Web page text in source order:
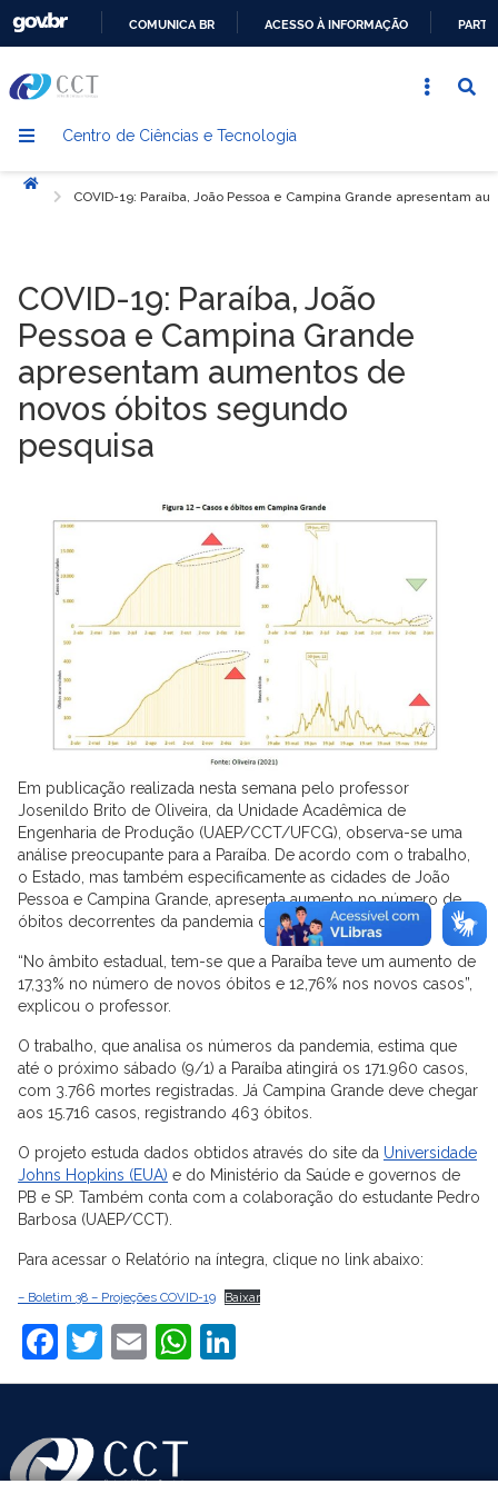
CONTEÚDO
COMUNICA BR ACESSO À INFORMAÇÃO
Centro de Ciências e Tecnologia
Início
COVID-19: Paraíba, João Pessoa e Campina Grande apresentam
COVID-19: Paraíba, João
Pessoa e Campina Grande
apresentam aumentos de
novos óbitos segundo
pesquisa
Em publicação realizada nesta semana pelo professor
Josenildo Brito de Oliveira, da Unidade Acadêmica de
Engenharia de Produção (UAEP/CCT/UFCG), observa-se uma
análise preocupante para a Paraíba. De acordo com o trabalho,
o Estado, mas também especificamente as cidades de João
Pessoa e Campina Grande, apresenta aumento no número de
óbitos decorrentes da pandemia de Covid-19.
“No âmbito estadual, tem-se que a Paraíba teve um aumento de
17,33% no número de novos óbitos e 12,76% nos novos casos”,
explicou o professor.
O trabalho, que analisa os números da pandemia, estima que
até o próximo sábado (9/1) a Paraíba atingirá os 171.960 casos,
com 3.766 mortes registradas. Já Campina Grande deve chegar
aos 15.716 casos, registrando 463 óbitos.
O projeto estuda dados obtidos através do site da Universidade
Johns Hopkins (EUA) e do Ministério da Saúde e governos de
PB e SP. Também conta com a colaboração do estudante Pedro
Barbosa (UAEP/CCT).
Para acessar o Relatório na íntegra, clique no link abaixo:
– Boletim 38 – Projeções COVID-19 Baixar
Facebook
Twitter
EmailWhatsApp